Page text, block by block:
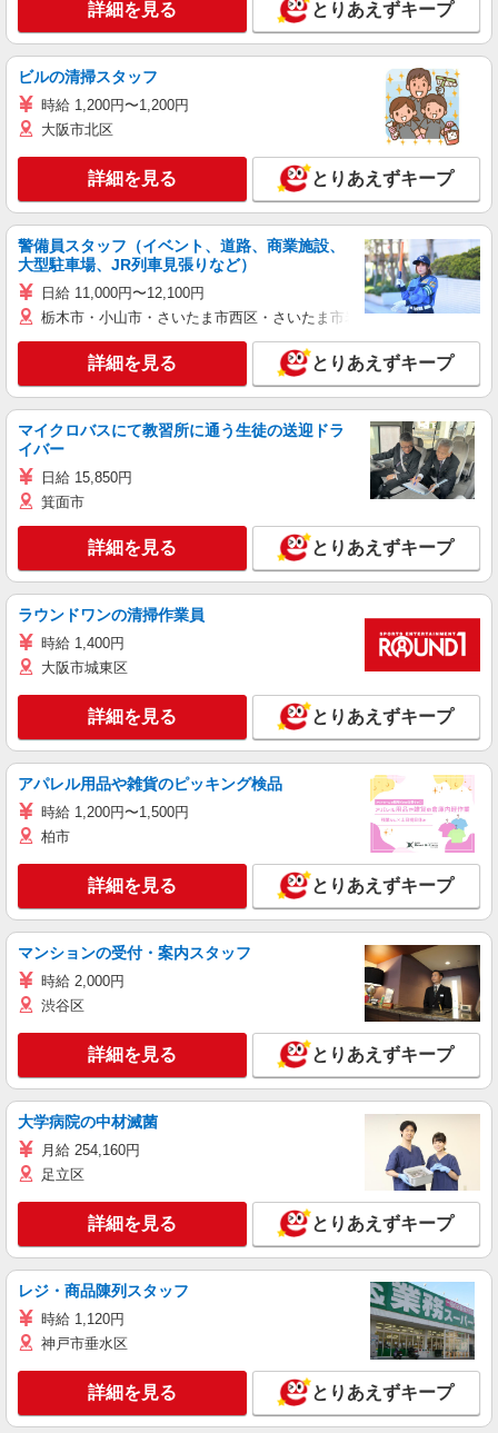
詳細を見る とりあえずキープ
ビルの清掃スタッフ
時給 1,200円〜1,200円
大阪市北区
詳細を見る とりあえずキープ
警備員スタッフ（イベント、道路、商業施設、
大型駐車場、JR列車見張りなど）
日給 11,000円〜12,100円
栃木市・小山市・さいたま市西区・さいたま市岩槻区・久喜市・蓮田
詳細を見る とりあえずキープ
マイクロバスにて教習所に通う生徒の送迎ドラ
イバー
日給 15,850円
箕面市
詳細を見る とりあえずキープ
ラウンドワンの清掃作業員
時給 1,400円
大阪市城東区
詳細を見る とりあえずキープ
アパレル用品や雑貨のピッキング検品
時給 1,200円〜1,500円
柏市
詳細を見る とりあえずキープ
マンションの受付・案内スタッフ
時給 2,000円
渋谷区
詳細を見る とりあえずキープ
大学病院の中材滅菌
月給 254,160円
足立区
詳細を見る とりあえずキープ
レジ・商品陳列スタッフ
時給 1,120円
神戸市垂水区
詳細を見る とりあえずキープ